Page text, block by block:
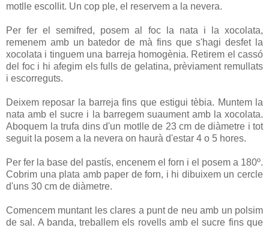
motlle escollit. Un cop ple, el reservem a la nevera.
Per fer el semifred, posem al foc la nata i la xocolata,
remenem amb un batedor de mà fins que s'hagi desfet la
xocolata i tinguem una barreja homogènia. Retirem el cassó
del foc i hi afegim els fulls de gelatina, prèviament remullats
i escorreguts.
Deixem reposar la barreja fins que estigui tèbia. Muntem la
nata amb el sucre i la barregem suaument amb la xocolata.
Aboquem la trufa dins d'un motlle de 23 cm de diàmetre i tot
seguit la posem a la nevera on haurà d'estar 4 o 5 hores.
Per fer la base del pastís, encenem el forn i el posem a 180º.
Cobrim una plata amb paper de forn, i hi dibuixem un cercle
d'uns 30 cm de diàmetre.
Comencem muntant les clares a punt de neu amb un polsim
de sal. A banda, treballem els rovells amb el sucre fins que